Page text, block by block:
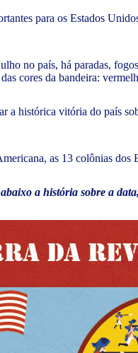
para os Estados
no país, há paradas,
cores da bandeira:
a histórica vitória do país
as 13 colônias
a história sobre a